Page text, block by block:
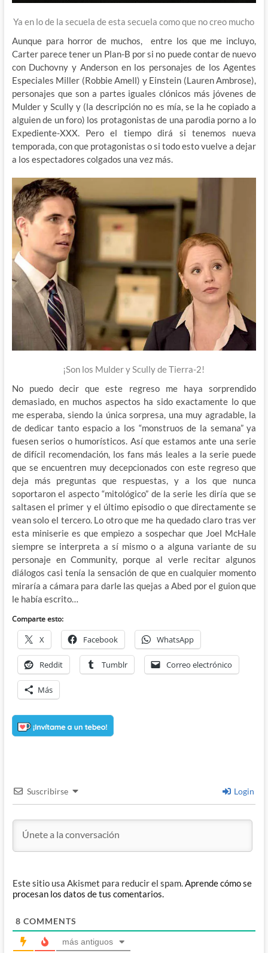
Ya en lo de la secuela de esta secuela como que no creo mucho
Aunque para horror de muchos, entre los que me incluyo,
Carter parece tener un Plan-B por si no puede contar de nuevo
con Duchovny y Anderson en los personajes de los Agentes
Especiales Miller (Robbie Amell) y Einstein (Lauren Ambrose),
personajes que son a partes iguales clónicos más jóvenes de
Mulder y Scully y (la descripción no es mía, se la he copiado a
alguien de un foro) los protagonistas de una parodia porno a lo
Expediente-XXX. Pero el tiempo dirá si tenemos nueva
temporada, con que protagonistas o si todo esto vuelve a dejar
a los espectadores colgados una vez más.
¡Son los Mulder y Scully de Tierra-2!
No puedo decir que este regreso me haya sorprendido
demasiado, en muchos aspectos ha sido exactamente lo que
me esperaba, siendo la única sorpresa, una muy agradable, la
de dedicar tanto espacio a los “monstruos de la semana” ya
fuesen serios o humorísticos. Así que estamos ante una serie
de difícil recomendación, los fans más leales a la serie puede
que se encuentren muy decepcionados con este regreso que
deja más preguntas que respuestas, y a los que nunca
soportaron el aspecto “mitológico” de la serie les diría que se
saltasen el primer y el último episodio o que directamente se
vean solo el tercero. Lo otro que me ha quedado claro tras ver
esta miniserie es que empiezo a sospechar que Joel McHale
siempre se interpreta a sí mismo o a alguna variante de su
personaje en Community, porque al verle recitar algunos
diálogos casi tenía la sensación de que en cualquier momento
miraría a cámara para darle las quejas a Abed por el guion que
le había escrito…
Comparte esto:
X Facebook WhatsApp
Reddit Tumblr Correo electrónico
Más
Suscribirse Login
Este sitio usa Akismet para reducir el spam.Aprende cómo se
procesan los datos de tus comentarios.
8 COMMENTS
más antiguos